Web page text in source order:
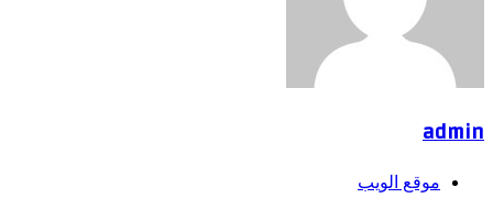
admin
موقع الويب